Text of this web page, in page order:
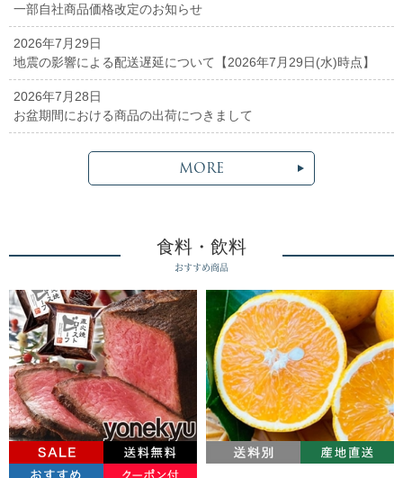
一部自社商品価格改定のお知らせ
2026年7月29日
地震の影響による配送遅延について【2026年7月29日(水)時点】
2026年7月28日
お盆期間における商品の出荷につきまして
MORE
食料・飲料
おすすめ商品